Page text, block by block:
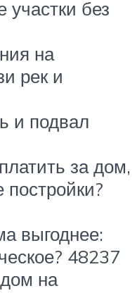
участки без
на
рек и
и подвал
за дом,
постройки?
выгоднее:
48237
на